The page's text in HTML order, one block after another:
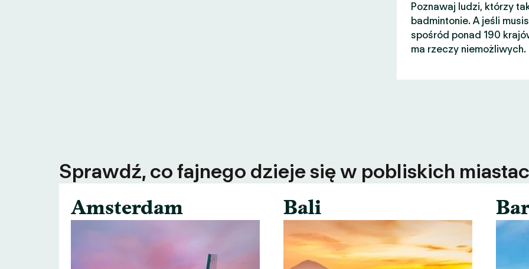
Poznawaj ludzi, którzy
badmintonie. A jeśli
spośród ponad 190
ma rzeczy niemożliwych.
Sprawdź, co fajnego dzieje się w pobliskich
Amsterdam
Bali